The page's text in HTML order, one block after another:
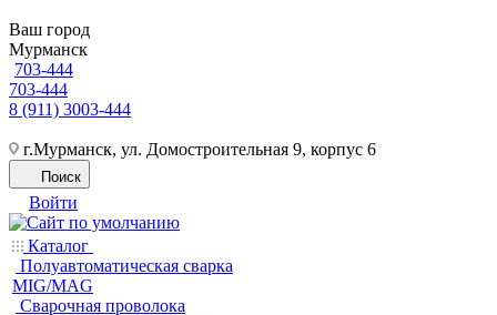
Ваш город
Мурманск
703-444
703-444
8 (911) 3003-444
г.Мурманск, ул. Домостроительная 9, корпус 6
Поиск
Войти
Каталог
Полуавтоматическая сварка
MIG/MAG
Cварочная проволока